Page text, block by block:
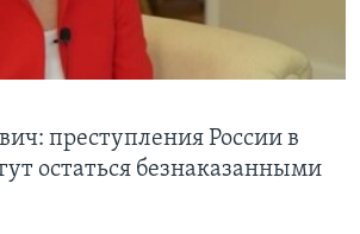
преступления России в
остаться безнаказанными